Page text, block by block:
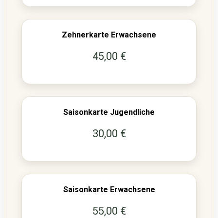
Zehnerkarte Erwachsene
45,00 €
Saisonkarte Jugendliche
30,00 €
Saisonkarte Erwachsene
55,00 €